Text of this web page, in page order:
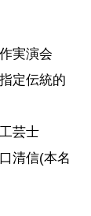
実演会
定伝統的
芸士
清信(本名